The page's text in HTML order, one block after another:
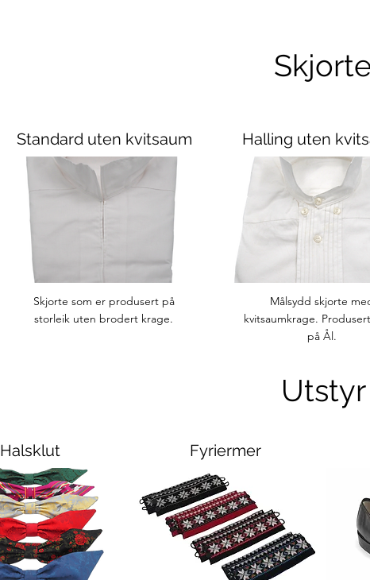
Standard uten kvitsaum
Skjorte som er produsert på
storleik uten brodert krage.
Halling uten
Målsydd skjorte
kvitsaumkrage.
på Ål.
Utstyr
Halsklut Fyriermer